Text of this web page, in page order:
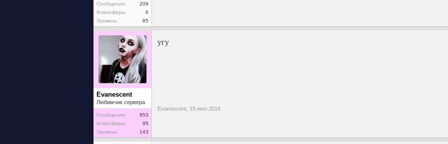
Сообщения:
209
Атмосферы:
6
Уровень:
85
Evanescent
Любимчик сервера
Сообщения:
953
Атмосферы:
95
Уровень:
143
угу
Evanescent, 15 июл 2016